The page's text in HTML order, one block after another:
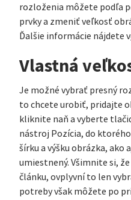
rozloženia môžete podľa
prvky a zmeniť veľkosť
Ďalšie informácie nájdete v
Vlastná
Je možné vybrať presný
to chcete urobiť, pridajte
kliknite naň a vyberte
nástroj Pozícia, do
šírku a výšku obrázka, ako
umiestnený. Všimnite si,
článku, ovplyvní to len
potreby však môžete po